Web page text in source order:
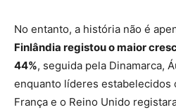
No entanto, a história não é
Finlândia registou o maior
44%, seguida pela Dinamarca,
enquanto líderes estabelecidos
França e o Reino Unido